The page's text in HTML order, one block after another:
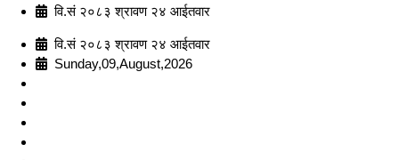
वि.सं २०८३ श्रावण २४ आईतवार
वि.सं २०८३ श्रावण २४ आईतवार
Sunday,09,August,2026